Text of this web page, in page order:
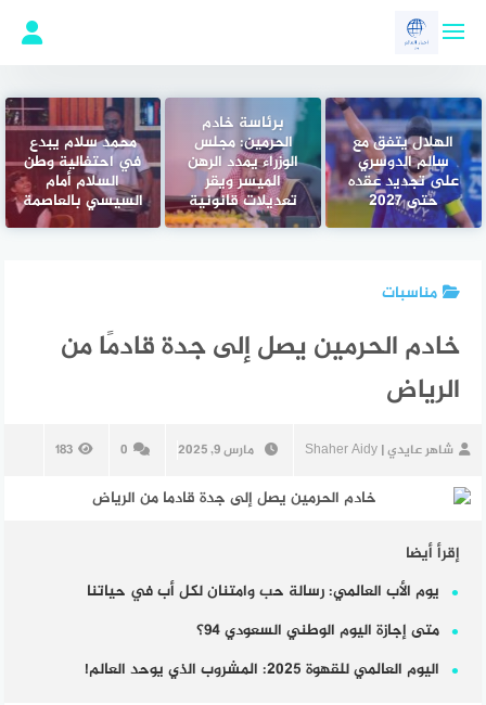
الهلال يتفق مع
سالم الدوسري
على تجديد عقده
حتى 2027
برئاسة خادم
الحرمين: مجلس
الوزراء يمدد الرهن
الميسر ويقر
تعديلات قانونية
محمد سلام يبدع
في احتفالية وطن
السلام أمام
السيسي بالعاصمة
مناسبات
خادم الحرمين يصل إلى جدة قادمًا من
الرياض
شاهر عايدي | Shaher Aidy مارس 9, 2025 0
183
إقرأ أيضا
يوم الأب العالمي: رسالة حب وامتنان لكل أب في حياتنا
متى إجازة اليوم الوطني السعودي 94؟
اليوم العالمي للقهوة 2025: المشروب الذي يوحد العالم!